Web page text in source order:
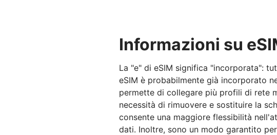
Informazioni su
La "e" di eSIM significa "incorporata":
eSIM è probabilmente già incorporato
permette di collegare più profili di rete
necessità di rimuovere e sostituire la
consente una maggiore flessibilità
dati. Inoltre, sono un modo garantito